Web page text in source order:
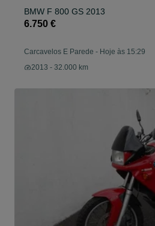
BMW F 800 GS 2013
6.750 €
Carcavelos E Parede - Hoje às 15:29
2013 - 32.000 km